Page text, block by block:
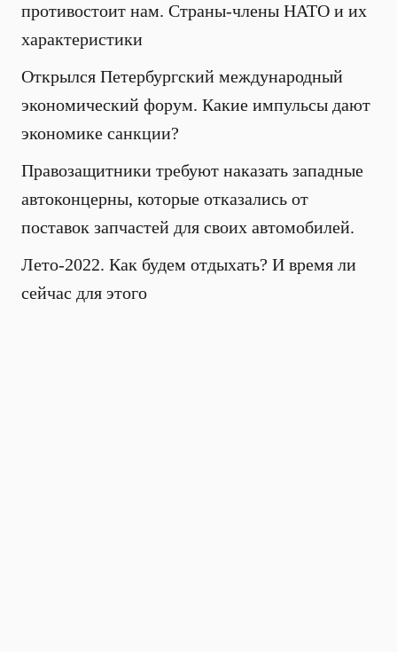
противостоит нам. Страны-члены НАТО и их
характеристики
Открылся Петербургский международный
экономический форум. Какие импульсы дают
экономике санкции?
Правозащитники требуют наказать западные
автоконцерны, которые отказались от
поставок запчастей для своих автомобилей.
Лето-2022. Как будем отдыхать? И время ли
сейчас для этого